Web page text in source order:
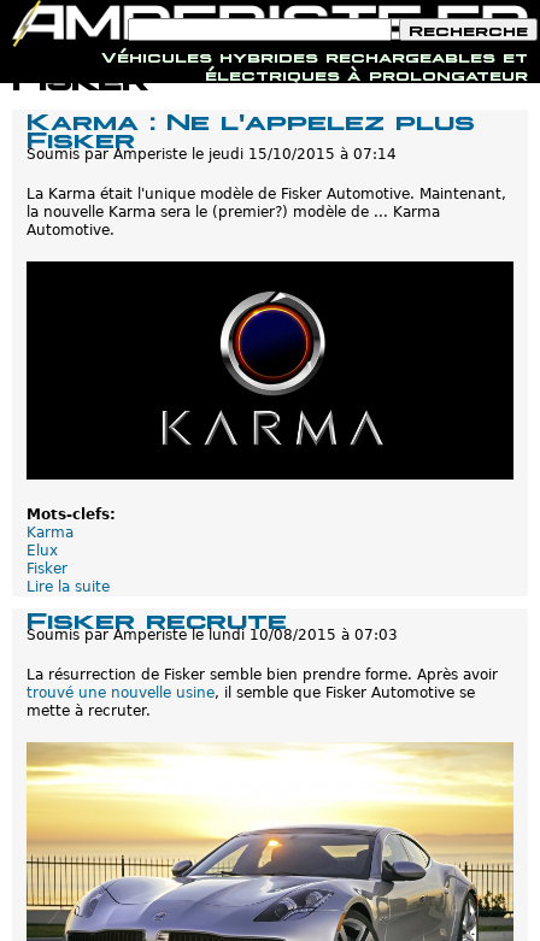
Jump to navigation
Véhicules hybrides rechargeables et
électriques à prolongateur
o
r
m
l
a
i
e
d
e
e
c
r
c
h
Fisker
Karma : Ne l'appelez plus
Fisker
Soumis parAmperiste le jeudi 15/10/2015 à 07:14
La Karma était l'unique modèle de Fisker Automotive. Maintenant,
la nouvelle Karma sera le (premier?) modèle de ... Karma
Automotive.
Mots-clefs:
Karma
Elux
Fisker
Lire la suite
K
a
m
a
:
e
l
'
a
p
e
l
e
z
p
Fisker recrute
Soumis par Amperiste le lundi 10/08/2015 à 07:03
La résurrection de Fisker semble bien prendre forme. Après avoir
trouvé une nouvelle usine, il semble que Fisker Automotive se
mette à recruter.